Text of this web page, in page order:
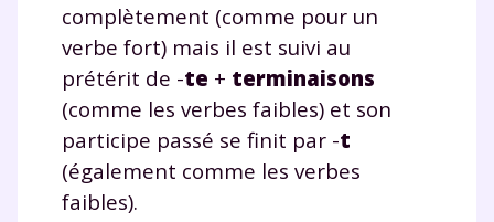
complètement (comme pour un
verbe fort) mais il est suivi au
prétérit de -te + terminaisons
(comme les verbes faibles) et son
participe passé se finit par -t
(également comme les verbes
faibles).
J’accepte de recevoir les actualités et des
communications de la part de
myMaxicours.
Votre adresse e-mail sera exclusivement utilisée pour
vous envoyer notre newsletter. Vous pourrez vous
désinscrire à tout moment, à travers le lien de
désinscription présent dans chaque newsletter. Pour